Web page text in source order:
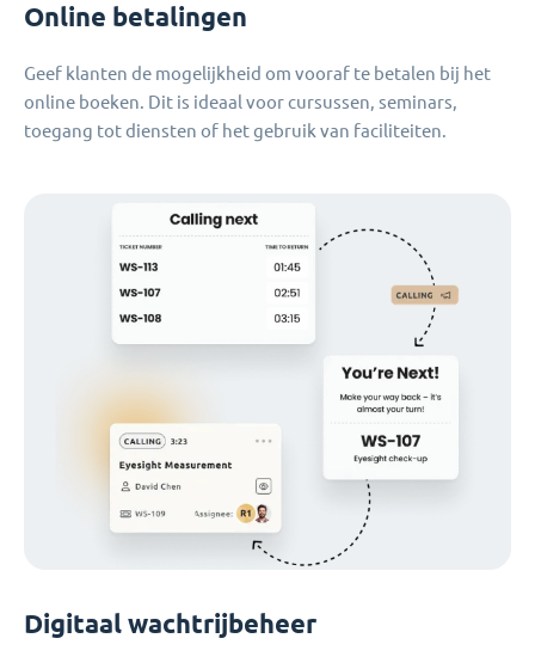
Online betalingen
Geef klanten de mogelijkheid om vooraf te betalen bij het
online boeken. Dit is ideaal voor cursussen, seminars,
toegang tot diensten of het gebruik van faciliteiten.
Digitaal wachtrijbeheer